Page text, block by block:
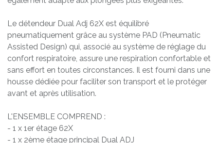
Le détendeur Dual Adj 62X est équilibré
pneumatiquement grâce au système PAD (Pneumatic
Assisted Design) qui, associé au système de réglage du
confort respiratoire, assure une respiration confortable et
sans effort en toutes circonstances. Il est fourni dans une
housse dédiée pour faciliter son transport et le protéger
avant et après utilisation.
L'ENSEMBLE COMPREND :
- 1 x 1er étage 62X
- 1 x 2ème étage principal Dual ADJ